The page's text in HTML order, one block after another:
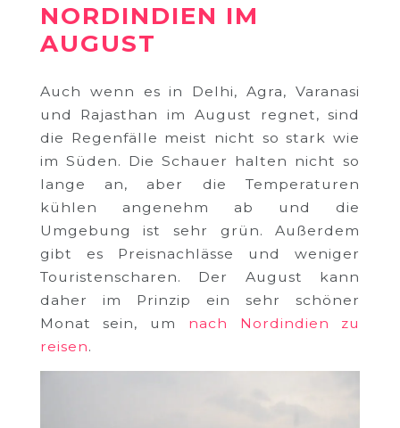
NORDINDIEN IM
AUGUST
Auch wenn es in Delhi, Agra, Varanasi
und Rajasthan im August regnet, sind
die Regenfälle meist nicht so stark wie
im Süden. Die Schauer halten nicht so
lange an, aber die Temperaturen
kühlen angenehm ab und die
Umgebung ist sehr grün. Außerdem
gibt es Preisnachlässe und weniger
Touristenscharen. Der August kann
daher im Prinzip ein sehr schöner
Monat sein, um nach Nordindien zu
reisen.